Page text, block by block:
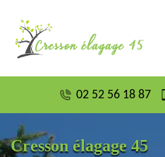
02 52 56 18 87
Cresson élagage 45